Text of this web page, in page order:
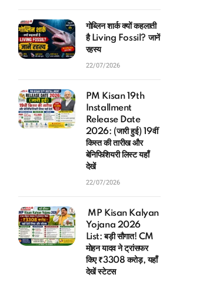
गोब्लिन शार्क क्यों कहलाती
है Living Fossil? जानें
रहस्य
22/07/2026
PM Kisan 19th
Installment
Release Date
2026: (जारी हुई) 19वीं
किस्त की तारीख और
बेनिफिशियरी लिस्ट यहाँ
देखें
22/07/2026
MP Kisan Kalyan
Yojana 2026
List: बड़ी सौगात! CM
मोहन यादव ने ट्रांसफर
किए ₹3308 करोड़, यहाँ
देखें स्टेटस